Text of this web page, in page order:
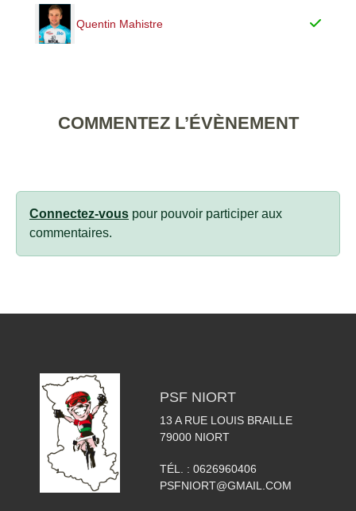
Quentin Mahistre
COMMENTEZ L’ÉVÈNEMENT
Connectez-vous pour pouvoir participer aux
commentaires.
PSF NIORT
13 A RUE LOUIS BRAILLE
79000 NIORT
TÉL. : 0626960406
PSFNIORT@GMAIL.COM